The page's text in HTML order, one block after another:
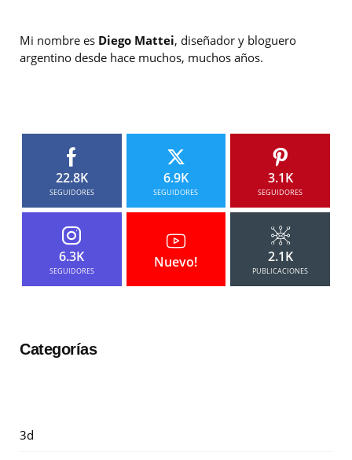
Mi nombre es Diego Mattei, diseñador y bloguero
argentino desde hace muchos, muchos años.
22.8K
SEGUIDORES
6.9K
SEGUIDORES
3.1K
SEGUIDORES
6.3K
SEGUIDORES
Nuevo! 2.1K
PUBLICACIONES
Categorías
3d